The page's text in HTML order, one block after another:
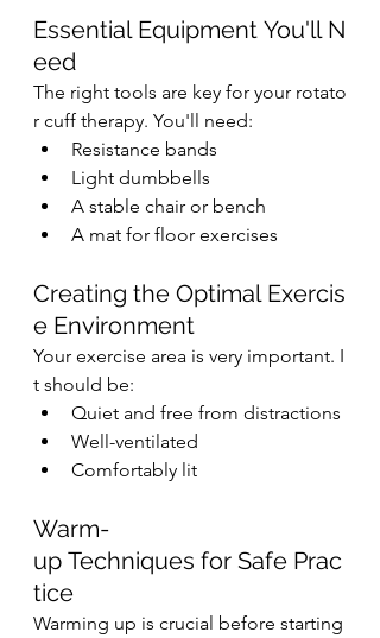
Essential Equipment You'll N
eed
The right tools are key for your rotato
r cuff therapy. You'll need:
Resistance bands
Light dumbbells
A stable chair or bench
A mat for floor exercises
Creating the Optimal Exercis
e Environment
Your exercise area is very important. I
t should be:
Quiet and free from distractions
Well-ventilated
Comfortably lit
Warm-
up Techniques for Safe Prac
tice
Warming up is crucial before starting